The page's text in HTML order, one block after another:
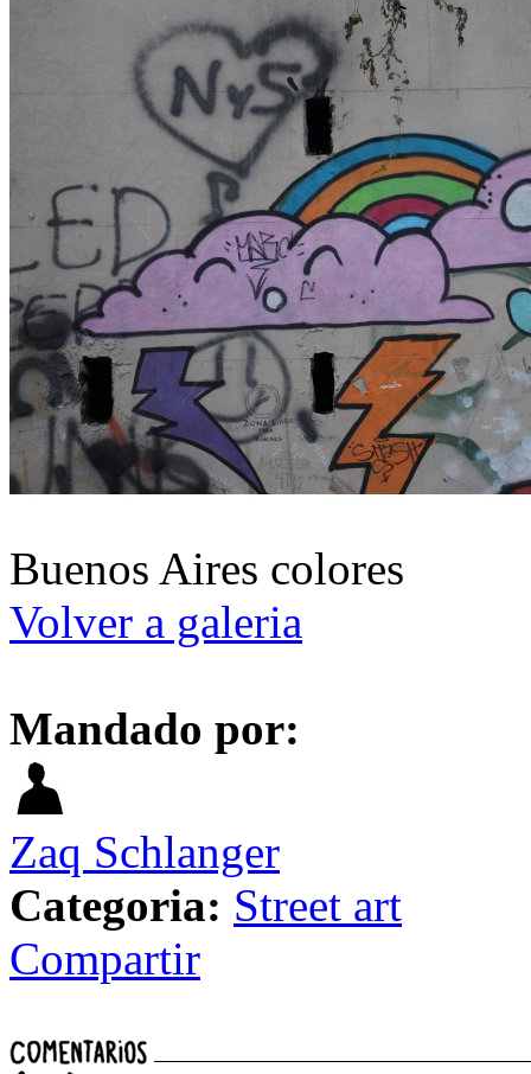
Buenos Aires colores
Volver a galeria
Mandado por:
Zaq Schlanger
Categoria: Street art
Compartir